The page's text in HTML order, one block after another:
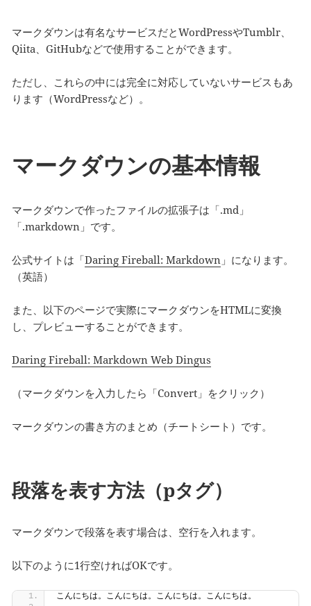
マークダウンは有名なサービスだとWordPressやTumblr、
Qiita、GitHubなどで使用することができます。
ただし、これらの中には完全に対応していないサービスもあ
ります（WordPressなど）。
マークダウンの基本情報
マークダウンで作ったファイルの拡張子は「.md」
「.markdown」です。
公式サイトは「Daring Fireball: Markdown 」になります。
（英語）
また、以下のページで実際にマークダウンをHTMLに変換
し、プレビューすることができます。
Daring Fireball: Markdown Web Dingus
（マークダウンを入力したら「Convert」をクリック）
マークダウンの書き方のまとめ（チートシート）です。
段落を表す方法（pタグ）
マークダウンで段落を表す場合は、空行を入れます。
以下のように1行空ければOKです。
こんにちは。こんにちは。こんにちは。こんにちは。